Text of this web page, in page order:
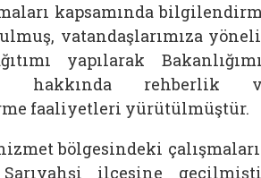
kapsamında
vatandaşlarımıza
yapılarak
hakkında rehberlik
faaliyetleri yürütülmüştür.
bölgesindeki
Sarıyahşi ilçesine